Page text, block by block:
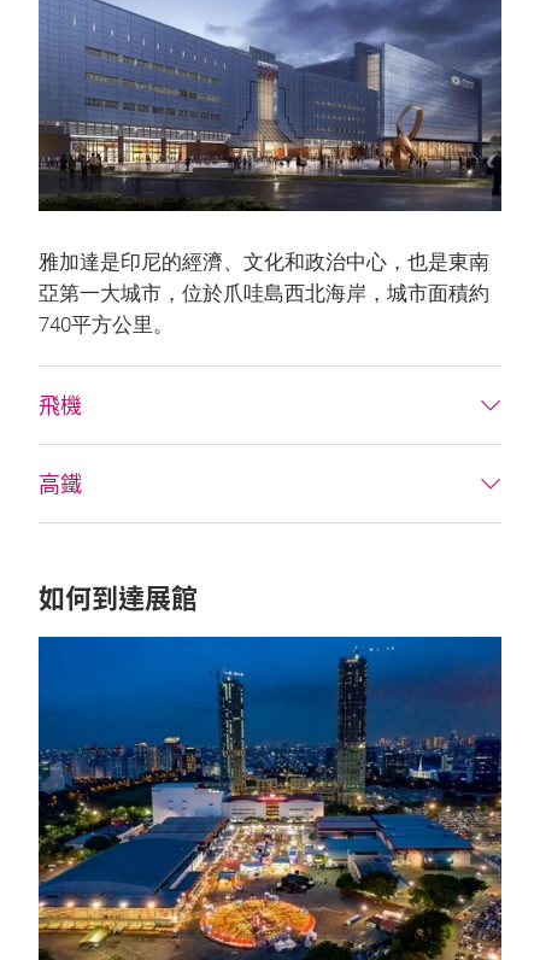
雅加達是印尼的經濟、文化和政治中心，也是東南
亞第一大城市，位於爪哇島西北海岸，城市面積約
740平方公里。
飛機
高鐵
如何到達展館